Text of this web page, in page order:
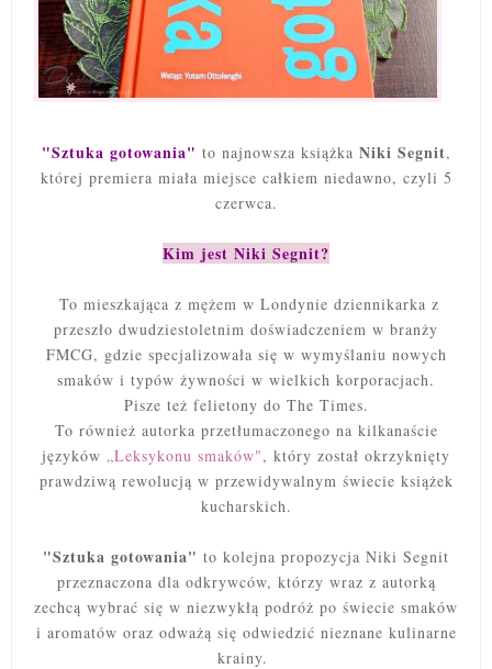
"Sztuka gotowania" to najnowsza książka Niki Segnit,
której premiera miała miejsce całkiem niedawno, czyli 5
czerwca.
Kim jest Niki Segnit?
To mieszkająca z mężem w Londynie dziennikarka z
przeszło dwudziestoletnim doświadczeniem w branży
FMCG, gdzie specjalizowała się w wymyślaniu nowych
smaków i typów żywności w wielkich korporacjach.
Pisze też felietony do The Times.
To również autorka przetłumaczonego na kilkanaście
języków „Leksykonu smaków", który został okrzyknięty
prawdziwą rewolucją w przewidywalnym świecie książek
kucharskich.
"Sztuka gotowania" to kolejna propozycja Niki Segnit
przeznaczona dla odkrywców, którzy wraz z autorką
zechcą wybrać się w niezwykłą podróż po świecie smaków
i aromatów oraz odważą się odwiedzić nieznane kulinarne
krainy.